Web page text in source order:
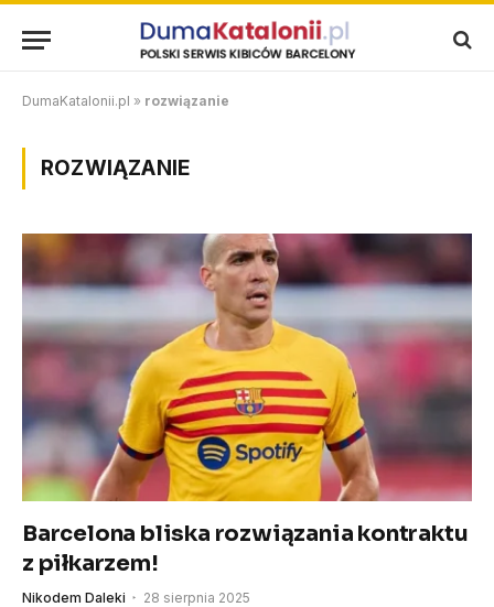
DumaKatalonii.pl » rozwiązanie
ROZWIĄZANIE
Barcelona bliska rozwiązania kontraktu
z piłkarzem!
Nikodem Daleki 28 sierpnia 2025